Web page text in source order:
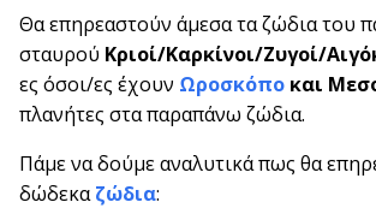
Θα επηρεαστούν άμεσα τα ζώδια του
σταυρού Κριοί/Καρκίνοι/Ζυγοί/
ες όσοι/ες έχουν Ωροσκόπο και
πλανήτες στα παραπάνω ζώδια.
Πάμε να δούμε αναλυτικά πως θα
δώδεκαζώδια: